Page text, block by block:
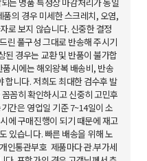
의 경우 미세한 스크레치, 오염,
로 보지 않습니다. 신중한 결정
린 풀구성 그대로 반송해 주시기
된 경우는 교환 및 반품이 불가합
시에는 해외왕복 배송비, 반송
합니다. 저희도 최대한 검수후 발
꼼히 확인하시고 신중히 고민후
간은 영업일 기준 7~14일이 소
에 구매진행이 되기 때문에 재고
있습니다. 빠른 배송을 위해 노
인통관부호 제품마다 관.부가세